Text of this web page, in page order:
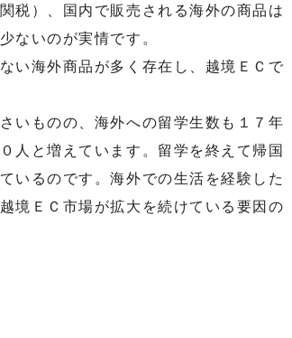
税）、国内で販売される海外の商品は
ないのが実情です。
い海外商品が多く存在し、越境ＥＣで
いものの、海外への留学生数も１７年
人と増えています。留学を終えて帰国
いるのです。海外での生活を経験した
境ＥＣ市場が拡大を続けている要因の